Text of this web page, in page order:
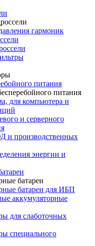
гармоник
питания
питания
для компьютера и
и серверного
и производственных
энергии и
батареи
батареи для ИБП
аккумуляторные
для слаботочных
специального